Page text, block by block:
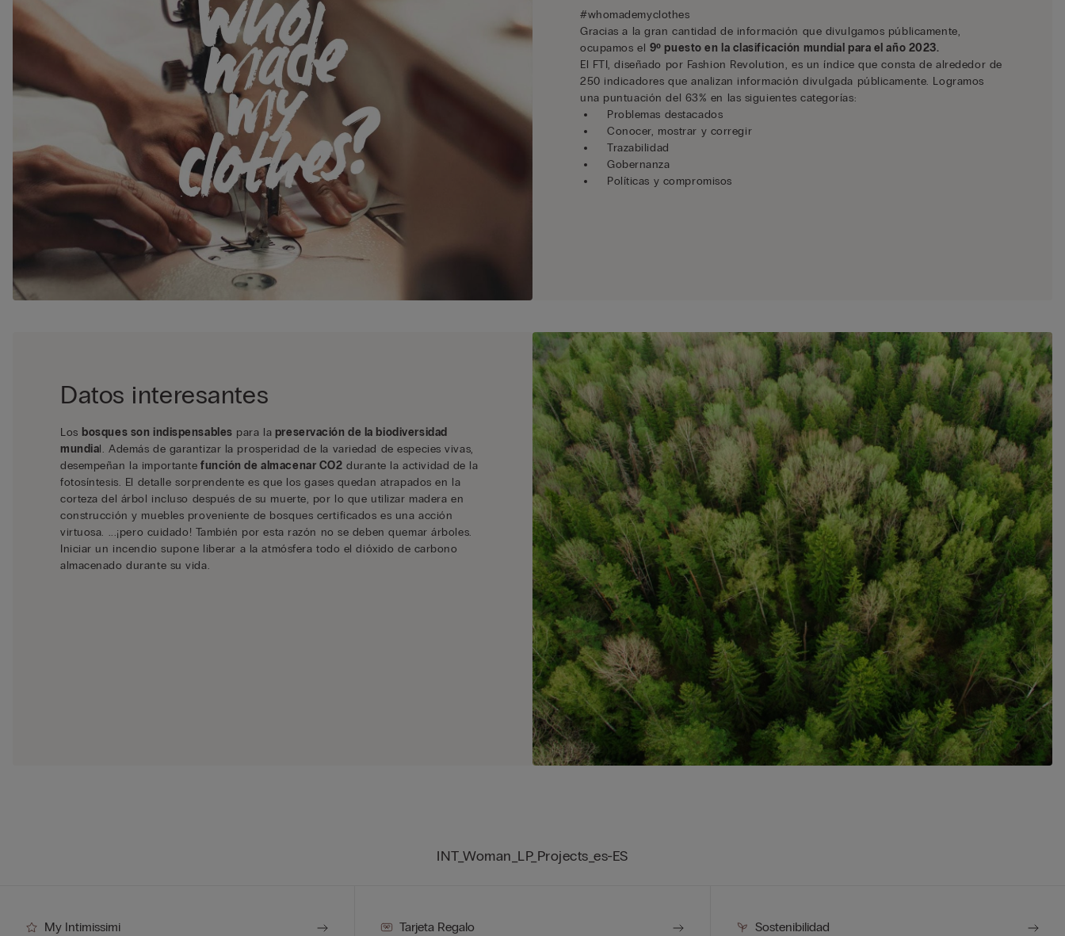
INT_Woman_LP_Projects_es-ES
#whomademyclothes
Gracias a la gran cantidad de información que divulgamos públicamente,
ocupamos el 9º puesto en la clasificación mundial para el año 2023.
El FTI, diseñado por Fashion Revolution, es un índice que consta de alrededor de
250 indicadores que analizan información divulgada públicamente. Logramos
una puntuación del 63% en las siguientes categorías:
Problemas destacados
Conocer, mostrar y corregir
Trazabilidad
Gobernanza
Políticas y compromisos
Datos interesantes
Los bosques son indispensables para la preservación de la biodiversidad
mundial. Además de garantizar la prosperidad de la variedad de especies vivas,
desempeñan la importante función de almacenar CO2 durante la actividad de la
fotosíntesis. El detalle sorprendente es que los gases quedan atrapados en la
corteza del árbol incluso después de su muerte, por lo que utilizar madera en
construcción y muebles proveniente de bosques certificados es una acción
virtuosa. ...¡pero cuidado! También por esta razón no se deben quemar árboles.
Iniciar un incendio supone liberar a la atmósfera todo el dióxido de carbono
almacenado durante su vida.
My Intimissimi Tarjeta Regalo Sostenibilidad